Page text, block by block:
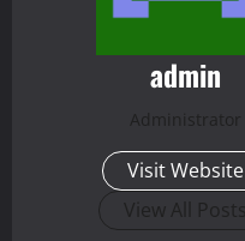
admin
Administrator
Visit Website
View All Posts